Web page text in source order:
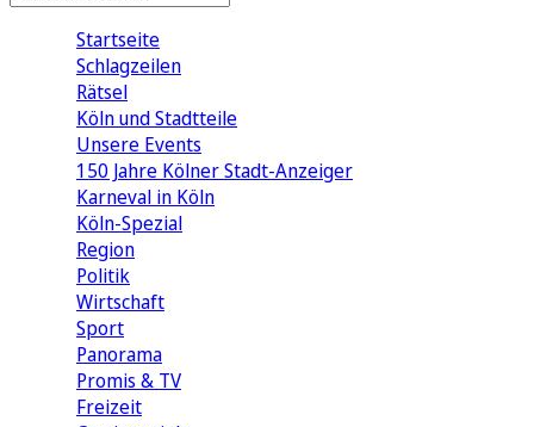
Startseite
Schlagzeilen
Rätsel
Köln und Stadtteile
Unsere Events
150 Jahre Kölner Stadt-Anzeiger
Karneval in Köln
Köln-Spezial
Region
Politik
Wirtschaft
Sport
Panorama
Promis & TV
Freizeit